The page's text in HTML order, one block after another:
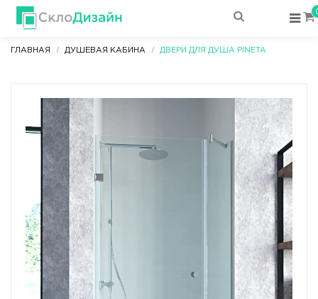
ГЛАВНАЯ ДУШЕВАЯ КАБИНА ДВЕРИ ДЛЯ ДУША PINETA